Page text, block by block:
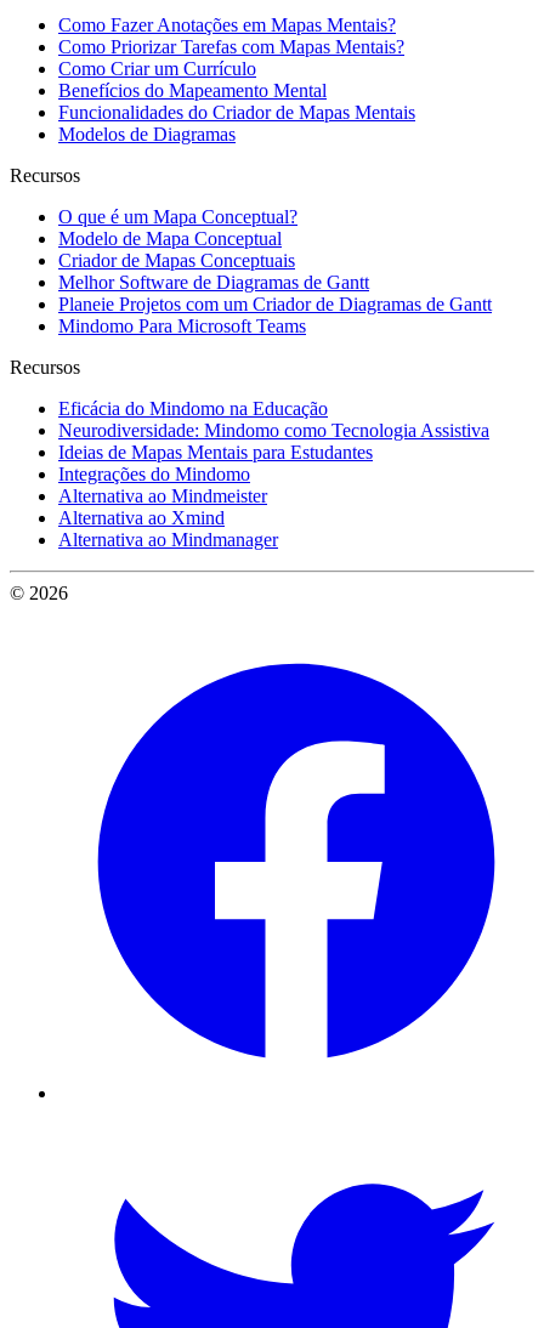
Como Fazer Anotações em Mapas Mentais?
Como Priorizar Tarefas com Mapas Mentais?
Como Criar um Currículo
Benefícios do Mapeamento Mental
Funcionalidades do Criador de Mapas Mentais
Modelos de Diagramas
Recursos
O que é um Mapa Conceptual?
Modelo de Mapa Conceptual
Criador de Mapas Conceptuais
Melhor Software de Diagramas de Gantt
Planeie Projetos com um Criador de Diagramas de Gantt
Mindomo Para Microsoft Teams
Recursos
Eficácia do Mindomo na Educação
Neurodiversidade: Mindomo como Tecnologia Assistiva
Ideias de Mapas Mentais para Estudantes
Integrações do Mindomo
Alternativa ao Mindmeister
Alternativa ao Xmind
Alternativa ao Mindmanager
© 2026